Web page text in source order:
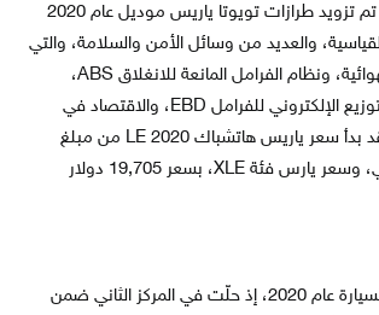
المزايا المتنوعة، فقد تم تزويد طرازات تويوتا ياريس موديل عام 2020
والعديد من وسائل الأمن والسلامة، والتي
من أهمها الوسائد الهوائية، ونظام الفرامل المانعة للانغلاق ABS،
بالإضافة إلى نظام التوزيع الإلكتروني للفرامل EBD، والاقتصاد في
استهلاك الوقود، وقد بدأ سعر ياريس هاتشباك LE 2020 من مبلغ
18.705 دولار أمريكي، وسعر يارس فئة XLE، بسعر 19,705 دولار
وتتزايد شعبية هذه السيارة عام 2020، إذ حلّت في المركز الثاني ضمن